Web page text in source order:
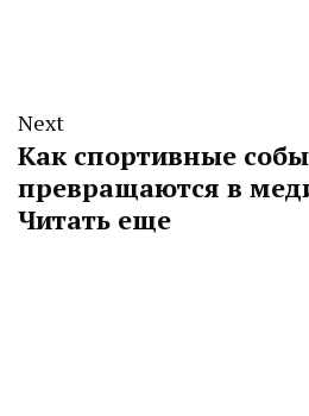
Next
Как спортивные
превращаются в
Читать еще